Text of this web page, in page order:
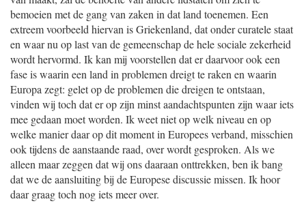
bemoeien met de gang van zaken in dat land toenemen. Een
extreem voorbeeld hiervan is Griekenland, dat onder curatele staat
en waar nu op last van de gemeenschap de hele sociale zekerheid
wordt hervormd. Ik kan mij voorstellen dat er daarvoor ook een
fase is waarin een land in problemen dreigt te raken en waarin
Europa zegt: gelet op de problemen die dreigen te ontstaan,
vinden wij toch dat er op zijn minst aandachtspunten zijn waar iets
mee gedaan moet worden. Ik weet niet op welk niveau en op
welke manier daar op dit moment in Europees verband, misschien
ook tijdens de aanstaande raad, over wordt gesproken. Als we
alleen maar zeggen dat wij ons daaraan onttrekken, ben ik bang
dat we de aansluiting bij de Europese discussie missen. Ik hoor
daar graag toch nog iets meer over.